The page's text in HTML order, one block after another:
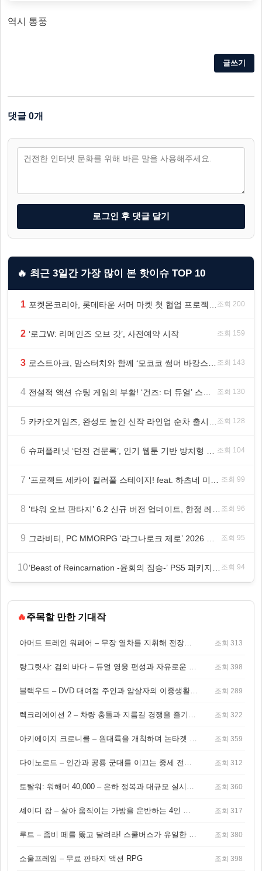
역시 통풍
글쓰기
댓글 0개
로그인 후 댓글 달기
🔥 최근 3일간 가장 많이 본 핫이슈 TOP 10
1 조회 200
2 ‘로그W: 리메인즈 오브 갓’, 사전예약 시작 조회 159
3 조회 143
4 조회 130
5 조회 128
6 조회 104
7 조회 99
8 조회 96
9 조회 95
10 조회 94
🔥주목할 만한 기대작
아머드 트레인 워페어 – 무장 열차를 지휘해 전장을 돌파하는 생존 전투 게임 조회 313
랑그릿사: 검의 바다 – 듀얼 영웅 편성과 자유로운 탐험을 결합한 판타지 전략 RPG 조회 398
블랙우드 – DVD 대여점 주인과 암살자의 이중생활을 그린 3인칭 액션 스릴러 게임 조회 289
렉크리에이션 2 – 차량 충돌과 지름길 경쟁을 즐기는 오픈월드 아케이드 레이싱 게임 조회 322
아키에이지 크로니클 – 원대륙을 개척하며 논타겟 전투를 즐기는 오픈월드 MMORPG 조회 359
다이노로드 – 인간과 공룡 군대를 이끄는 중세 전략 액션 RPG 조회 312
토탈워: 워해머 40,000 – 은하 정복과 대규모 실시간 전투가 결합된 전략 게임! 조회 360
셰이디 잡 – 살아 움직이는 가방을 운반하는 4인 협동 물리 어드벤처 게임 조회 317
루트 – 좀비 떼를 뚫고 달려라! 스쿨버스가 유일한 집이 되는 4인 협동 생존 게임 조회 380
소울프레임 – 무료 판타지 액션 RPG 조회 398